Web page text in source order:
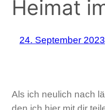
Heimat
24. September 2023
Als ich neulich nach